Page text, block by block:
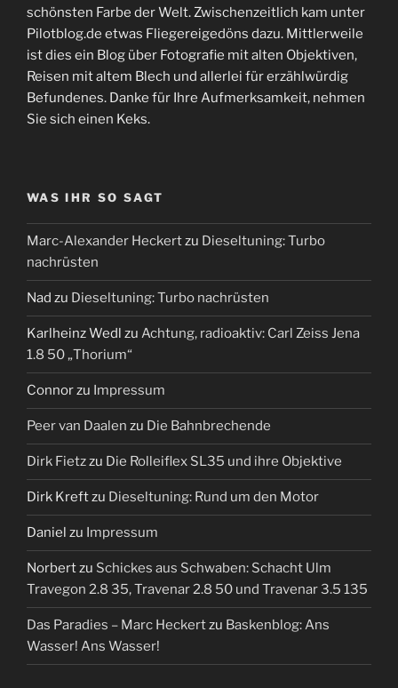
schönsten Farbe der Welt. Zwischenzeitlich kam unter
Pilotblog.de etwas Fliegereigedöns dazu. Mittlerweile
ist dies ein Blog über Fotografie mit alten Objektiven,
Reisen mit altem Blech und allerlei für erzählwürdig
Befundenes. Danke für Ihre Aufmerksamkeit, nehmen
Sie sich einen Keks.
WAS IHR SO SAGT
Marc-Alexander Heckertzu Dieseltuning: Turbo
nachrüsten
Nad zu Dieseltuning: Turbo nachrüsten
Karlheinz Wedl zu Achtung, radioaktiv: Carl Zeiss Jena
1.8 50 „Thorium“
Connorzu Impressum
Peer van Daalen zu Die Bahnbrechende
Dirk Fietzzu Die Rolleiflex SL35 und ihre Objektive
Dirk Kreftzu Dieseltuning: Rund um den Motor
Daniel zu Impressum
Norbertzu Schickes aus Schwaben: Schacht Ulm
Travegon 2.8 35, Travenar 2.8 50 und Travenar 3.5 135
Das Paradies – Marc Heckertzu Baskenblog: Ans
Wasser! Ans Wasser!